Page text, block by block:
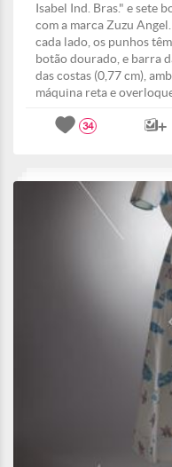
Isabel Ind. Bras." e sete
com a marca Zuzu
cada lado, os punhos
botão dourado, e barra
das costas (0,77 cm),
máquina reta e
34